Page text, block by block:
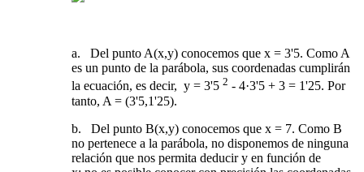
a. Del punto A(x,y) conocemos que x = 3'5. Como A
es un punto de la parábola, sus coordenadas cumplirán
la ecuación, es decir, y = 3'5 2 - 4·3'5 + 3 = 1'25. Por
tanto, A = (3'5,1'25).
b. Del punto B(x,y) conocemos que x = 7. Como B
no pertenece a la parábola, no disponemos de ninguna
relación que nos permita deducir y en función de